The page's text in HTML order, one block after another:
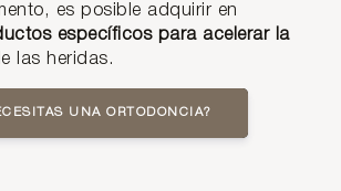
es posible adquirir en
específicos para acelerar la
las heridas.
UNA ORTODONCIA?